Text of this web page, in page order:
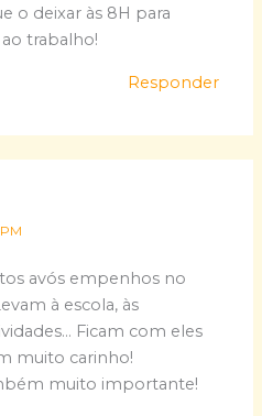
o deixar às 8H para
trabalho!
Responder
avós empenhos no
à escola, às
Ficam com eles
muito carinho!
muito importante!